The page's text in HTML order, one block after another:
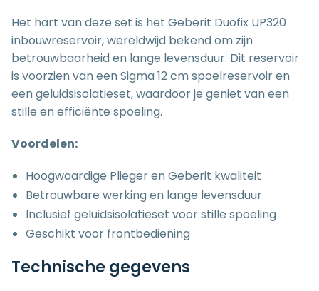
Het hart van deze set is het Geberit Duofix UP320
inbouwreservoir, wereldwijd bekend om zijn
betrouwbaarheid en lange levensduur. Dit reservoir
is voorzien van een Sigma 12 cm spoelreservoir en
een geluidsisolatieset, waardoor je geniet van een
stille en efficiënte spoeling.
Voordelen:
Hoogwaardige Plieger en Geberit kwaliteit
Betrouwbare werking en lange levensduur
Inclusief geluidsisolatieset voor stille spoeling
Geschikt voor frontbediening
Technische gegevens